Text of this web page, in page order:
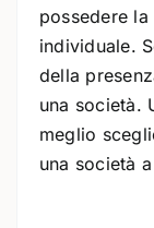
possedere
individuale.
della
una società.
meglio
una società